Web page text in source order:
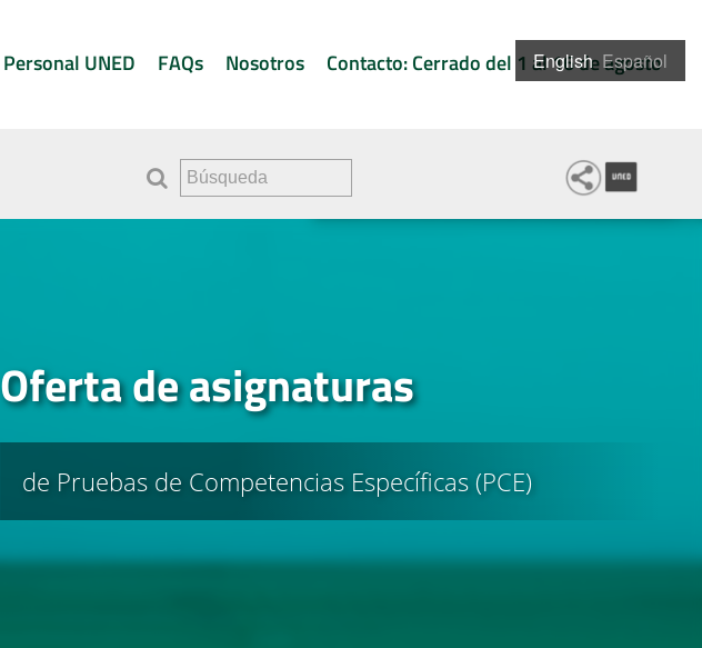
Personal UNED FAQs Nosotros Contacto: Cerrado del 1 al 16 de agosto
English Español
Oferta de asignaturas
de Pruebas de Competencias Específicas (PCE)